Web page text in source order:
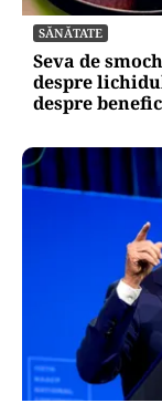
SĂNĂTATE
Seva de
despre
despre